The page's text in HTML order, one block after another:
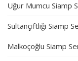
Uğur Mumcu Siamp
Sultançiftliği Siamp
Malkoçoğlu Siamp